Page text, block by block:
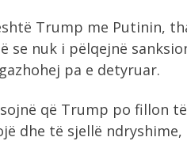
Trump me Putinin,
se nuk i pëlqejnë
pa e detyruar.
që Trump po fillon
dhe të sjellë ndryshime,